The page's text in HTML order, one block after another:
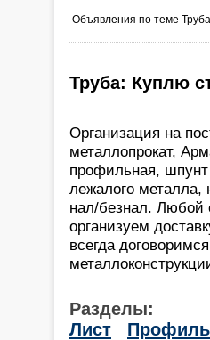
Объявления по теме
Труба: Куплю
Организация на
металлопрокат,
профильная,
лежалого металла,
нал/безнал.
организуем
всегда
Разделы:
Лист
Профиль